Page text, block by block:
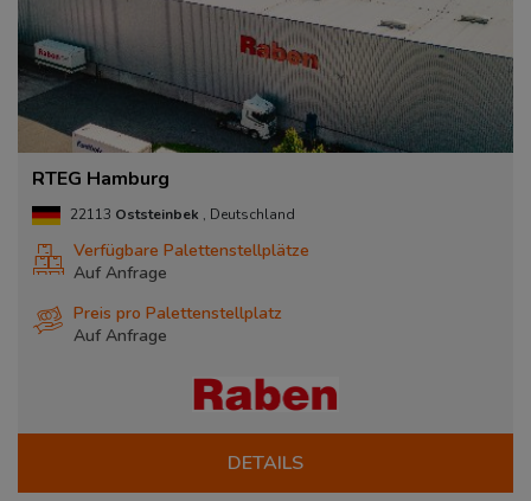
RTEG Hamburg
22113 Oststeinbek , Deutschland
Verfügbare Palettenstellplätze
Auf Anfrage
Preis pro Palettenstellplatz
Auf Anfrage
DETAILS